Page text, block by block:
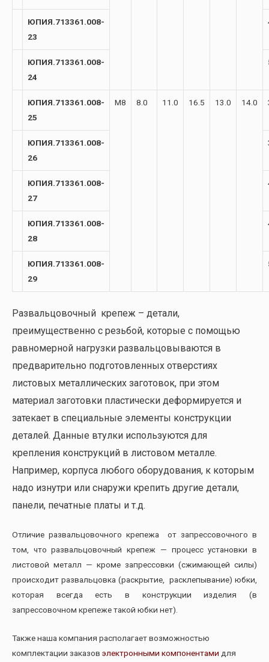
ЮПИЯ.713361.008-
23
ЮПИЯ.713361.008-
24
ЮПИЯ.713361.008-
25
М8 8.0 11.0 16.5 13.0 14.0
ЮПИЯ.713361.008-
26
ЮПИЯ.713361.008-
27
ЮПИЯ.713361.008-
28
ЮПИЯ.713361.008-
29
Развальцовочный крепеж – детали,
преимущественно с резьбой, которые с помощью
равномерной нагрузки развальцовываются в
предварительно подготовленных отверстиях
листовых металлических заготовок, при этом
материал заготовки пластически деформируется и
затекает в специальные элементы конструкции
деталей. Данные втулки используются для
крепления конструкций в листовом металле.
Например, корпуса любого оборудования, к которым
надо изнутри или снаружи крепить другие детали,
панели, печатные платы и т.д.
Отличие развальцовочного крепежа от запрессовочного в
том, что развальцовочный крепеж — процесс установки в
листовой металл — кроме запрессовки (сжимающей силы)
происходит развальцовка (раскрытие, расклепывание) юбки,
которая всегда есть в конструкции изделия (в
запрессовочном крепеже такой юбки нет).
Также наша компания располагает возможностью
комплектации заказов электронными компонентами для